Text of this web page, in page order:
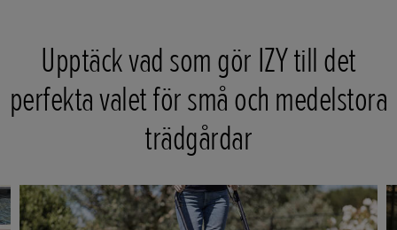
Upptäck vad som gör IZY till det
perfekta valet för små och medelstora
trädgårdar